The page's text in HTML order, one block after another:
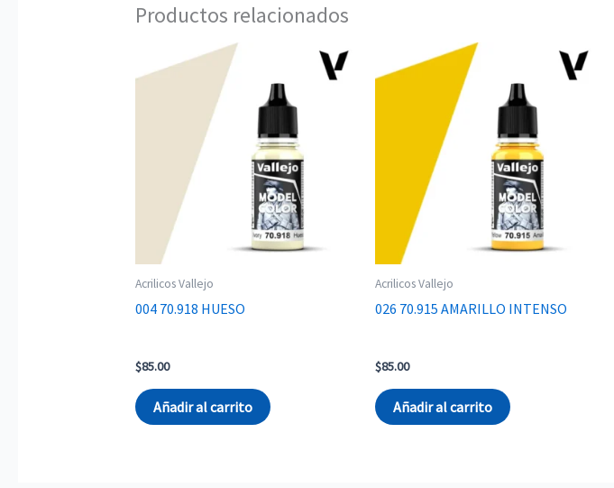
Productos relacionados
Acrilicos Vallejo
004 70.918 HUESO
$85.00
Añadir al carrito
Acrilicos Vallejo
026 70.915 AMARILLO INTENSO
$85.00
Añadir al carrito